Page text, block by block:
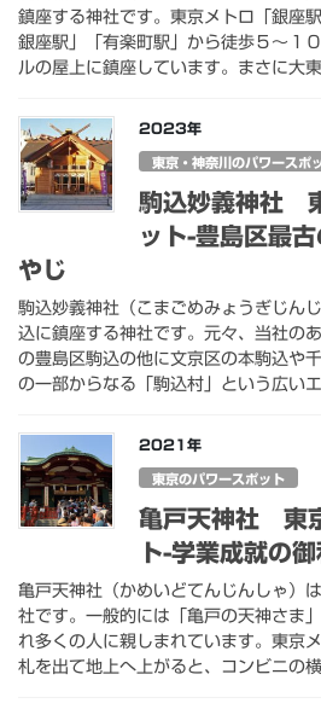
鎮座する神社です。東京メトロ「銀座
銀座駅」「有楽町駅」から徒歩５～１
ルの屋上に鎮座しています。まさに大
2023年
東京・神奈川のパワースポ
駒込妙義神社
ット-豊島区最
やじ
駒込妙義神社（こまごめみょうぎじん
込に鎮座する神社です。元々、当社の
の豊島区駒込の他に文京区の本駒込や
の一部からなる「駒込村」という広い
2021年
東京のパワースポット
亀戸天神社 東
ト-学業成就の
亀戸天神社（かめいどてんじんしゃ）
社です。一般的には「亀戸の天神さま
れ多くの人に親しまれています。東京
札を出て地上へ上がると、コンビニの